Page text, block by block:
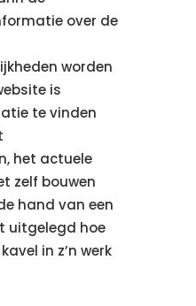
over de
worden
is
te vinden
het actuele
zelf bouwen
hand van een
uitgelegd hoe
in z’n werk